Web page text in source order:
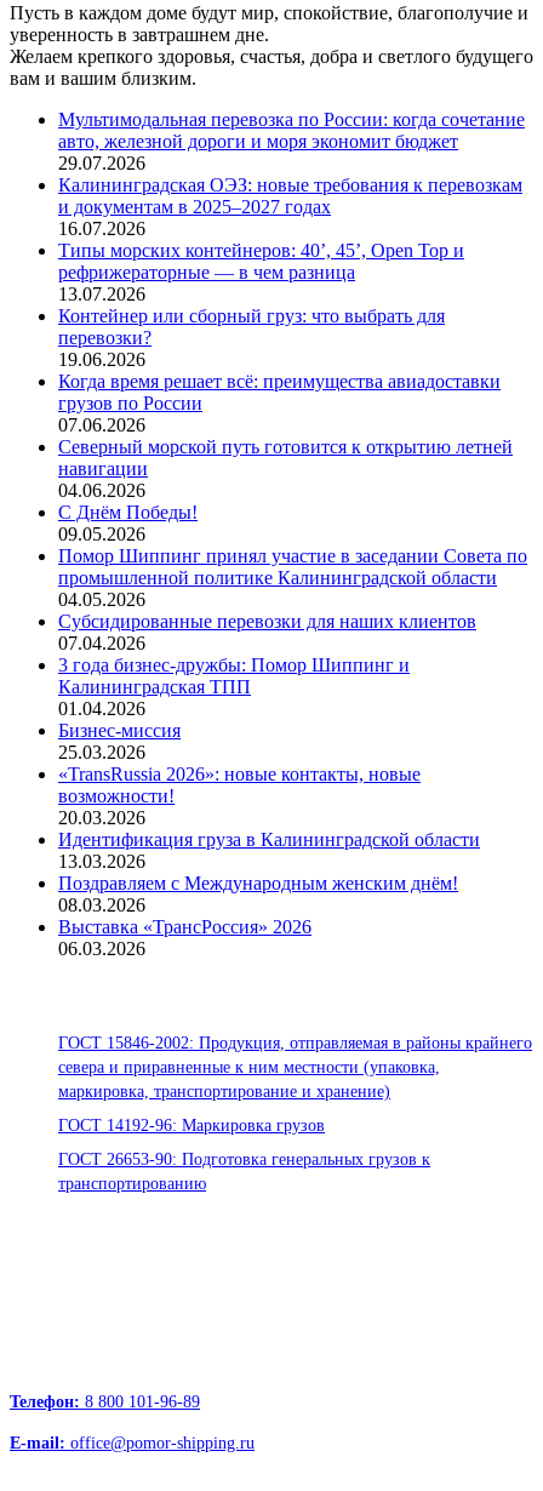
Пусть в каждом доме будут мир, спокойствие, благополучие и
уверенность в завтрашнем дне.
Желаем крепкого здоровья, счастья, добра и светлого будущего
вам и вашим близким.
Мультимодальная перевозка по России: когда сочетание
авто, железной дороги и моря экономит бюджет
29.07.2026
Калининградская ОЭЗ: новые требования к перевозкам
и документам в 2025–2027 годах
16.07.2026
Типы морских контейнеров: 40’, 45’, Open Top и
рефрижераторные — в чем разница
13.07.2026
Контейнер или сборный груз: что выбрать для
перевозки?
19.06.2026
Когда время решает всё: преимущества авиадоставки
грузов по России
07.06.2026
Северный морской путь готовится к открытию летней
навигации
04.06.2026
С Днём Победы!
09.05.2026
Помор Шиппинг принял участие в заседании Совета по
промышленной политике Калининградской области
04.05.2026
Субсидированные перевозки для наших клиентов
07.04.2026
3 года бизнес-дружбы: Помор Шиппинг и
Калининградская ТПП
01.04.2026
Бизнес-миссия
25.03.2026
«TransRussia 2026»: новые контакты, новые
возможности!
20.03.2026
Идентификация груза в Калининградской области
13.03.2026
Поздравляем с Международным женским днём!
08.03.2026
Выставка «ТрансРоссия» 2026
06.03.2026
ГОСТ 15846-2002: Продукция, отправляемая в районы крайнего
севера и приравненные к ним местности (упаковка,
маркировка, транспортирование и хранение)
ГОСТ 14192-96: Маркировка грузов
ГОСТ 26653-90: Подготовка генеральных грузов к
транспортированию
Телефон: 8 800 101-96-89
E-mail: office@pomor-shipping.ru